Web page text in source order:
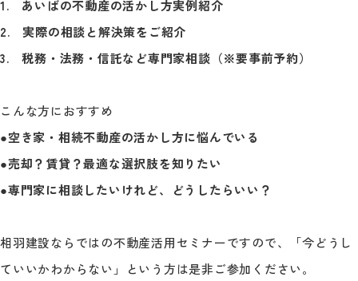
1. あいばの不動産の活かし方実例紹介
2. 実際の相談と解決策をご紹介
3. 税務・法務・信託など専門家相談（※要事前予約）
こんな方におすすめ
●空き家・相続不動産の活かし方に悩んでいる
●売却？賃貸？最適な選択肢を知りたい
●専門家に相談したいけれど、どうしたらいい？
相羽建設ならではの不動産活用セミナーですので、「今どうし
ていいかわからない」という方は是非ご参加ください。